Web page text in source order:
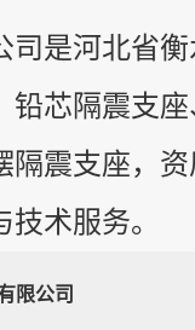
司是河北省
铅芯隔震支
隔震支座，
术服务。
限公司